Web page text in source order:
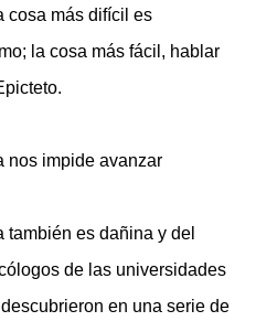
cosa más difícil es
la cosa más fácil, hablar
nos impide avanzar
también es dañina y del
de las universidades
en una serie de